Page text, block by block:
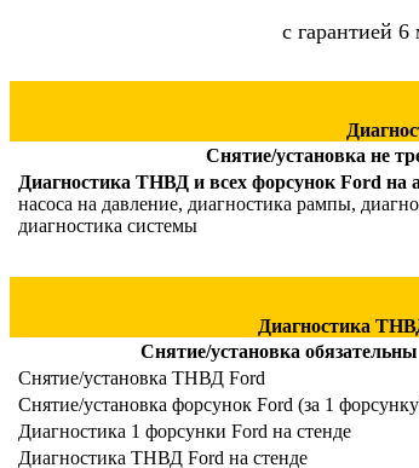
с гарантией
Снятие/установка не
Диагностика ТНВД и всех форсунок Ford на
насоса на давление, диагностика рампы,
диагностика системы
Диагностика
Снятие/установка обязательны
Снятие/установка ТНВД Ford
Снятие/установка форсунок Ford (за 1
Диагностика 1 форсунки Ford на стенде
Диагностика ТНВД Ford на стенде